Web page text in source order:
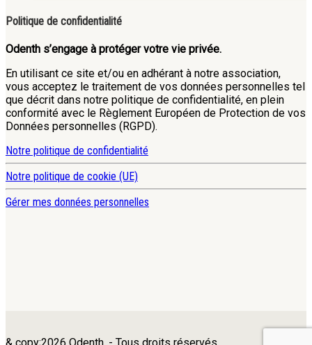
Politique de confidentialité
Odenth s’engage à protéger votre vie privée.
En utilisant ce site et/ou en adhérant à notre association,
vous acceptez le traitement de vos données personnelles tel
que décrit dans notre politique de confidentialité, en plein
conformité avec le Règlement Européen de Protection de vos
Données personnelles (RGPD).
Notre politique de confidentialité
Notre politique de cookie (UE)
Gérer mes données personnelles